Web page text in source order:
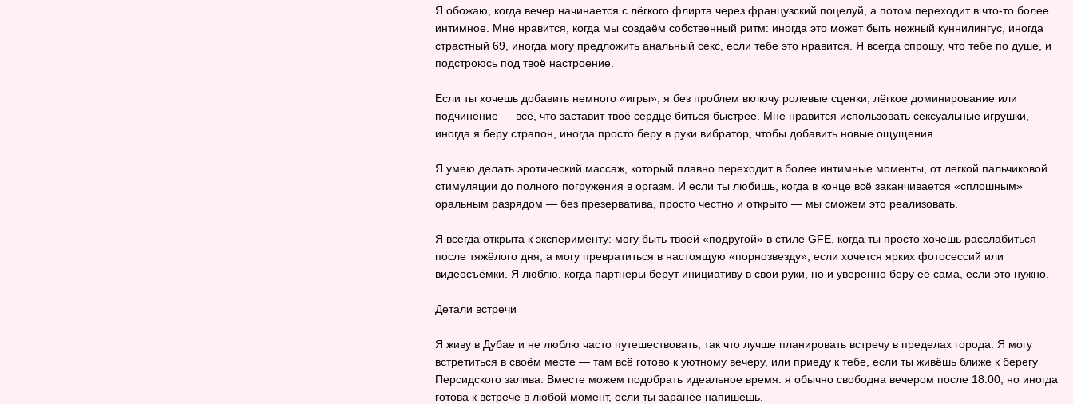
Я обожаю, когда вечер начинается с лёгкого флирта через французский поцелуй, а потом переходит в что‑то более
интимное. Мне нравится, когда мы создаём собственный ритм: иногда это может быть нежный куннилингус, иногда
страстный 69, иногда могу предложить анальный секс, если тебе это нравится. Я всегда спрошу, что тебе по душе, и
подстроюсь под твоё настроение.
Если ты хочешь добавить немного «игры», я без проблем включу ролевые сценки, лёгкое доминирование или
подчинение — всё, что заставит твоё сердце биться быстрее. Мне нравится использовать сексуальные игрушки,
иногда я беру страпон, иногда просто беру в руки вибратор, чтобы добавить новые ощущения.
Я умею делать эротический массаж, который плавно переходит в более интимные моменты, от легкой пальчиковой
стимуляции до полного погружения в оргазм. И если ты любишь, когда в конце всё заканчивается «сплошным»
оральным разрядом — без презерватива, просто честно и открыто — мы сможем это реализовать.
Я всегда открыта к эксперименту: могу быть твоей «подругой» в стиле GFE, когда ты просто хочешь расслабиться
после тяжёлого дня, а могу превратиться в настоящую «порнозвезду», если хочется ярких фотосессий или
видеосъёмки. Я люблю, когда партнеры берут инициативу в свои руки, но и уверенно беру её сама, если это нужно.
Детали встречи
Я живу в Дубае и не люблю часто путешествовать, так что лучше планировать встречу в пределах города. Я могу
встретиться в своём месте — там всё готово к уютному вечеру, или приеду к тебе, если ты живёшь ближе к берегу
Персидского залива. Вместе можем подобрать идеальное время: я обычно свободна вечером после 18:00, но иногда
готова к встрече в любой момент, если ты заранее напишешь.